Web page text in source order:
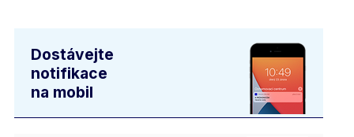
Dostávejte
notifikace
na mobil